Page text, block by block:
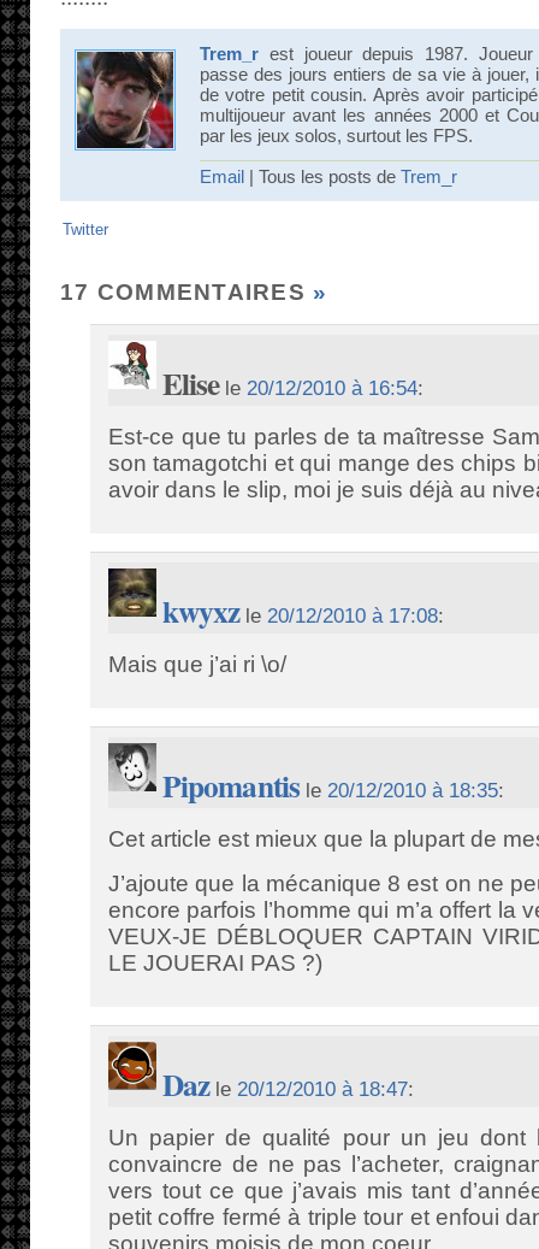
Trem_r est joueur depuis 1987.
passe des jours entiers de sa vie à jouer,
de votre petit cousin. Après avoir
multijoueur avant les années 2000 et
par les jeux solos, surtout les FPS.
Email | Tous les posts de Trem_r
Twitter
17 COMMENTAIRES »
Elisele20/12/2010 à 16:54:
Est-ce que tu parles de ta maîtresse
son tamagotchi et qui mange des chips
avoir dans le slip, moi je suis déjà au
kwyxzle20/12/2010 à 17:08:
Mais que j’ai ri \o/
Pipomantisle 20/12/2010 à 18:35:
Cet article est mieux que la plupart de
J’ajoute que la mécanique 8 est on ne
encore parfois l’homme qui m’a offert la
VEUX-JE DÉBLOQUER CAPTAIN
LE JOUERAI PAS ?)
Dazle20/12/2010 à 18:47:
Un papier de qualité pour un jeu
convaincre de ne pas l’acheter,
vers tout ce que j’avais mis tant
petit coffre fermé à triple tour et enfoui
souvenirs moisis de mon coeur.